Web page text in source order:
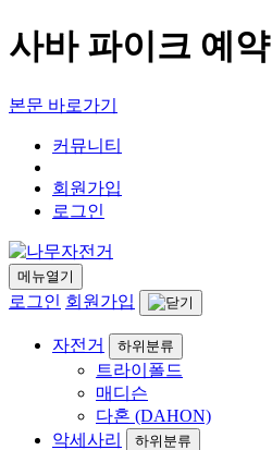
사바 파이크 예
본문 바로가기
커뮤니티
회원가입
로그인
메뉴열기
로그인 회원가입
자전거 하위분류
트라이폴드
매디슨
다혼 (DAHON)
악세사리
하위분류